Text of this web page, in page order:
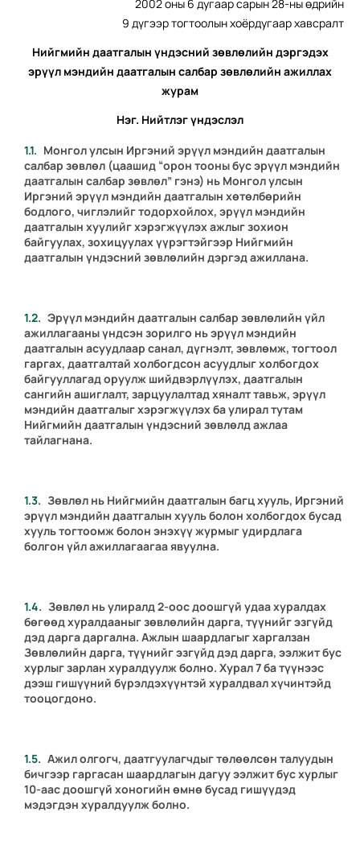
2002 оны 6 дугаар сарын 28-ны өдрийн
9 дүгээр тогтоолын хоёрдугаар хавсралт
Нийгмийн даатгалын үндэсний зөвлөлийн дэргэдэх
эрүүл мэндийн даатгалын салбар зөвлөлийн ажиллах
журам
Нэг. Нийтлэг үндэслэл
Монгол улсын Иргэний эрүүл мэндийн даатгалын
салбар зөвлөл (цаашид “орон тооны бус эрүүл мэндийн
даатгалын салбар зөвлөл” гэнэ) нь Монгол улсын
Иргэний эрүүл мэндийн даатгалын хөтөлбөрийн
бодлого, чиглэлийг тодорхойлох, эрүүл мэндийн
даатгалын хуулийг хэрэгжүүлэх ажлыг зохион
байгуулах, зохицуулах үүрэгтэйгээр Нийгмийн
даатгалын үндэсний зөвлөлийн дэргэд ажиллана.
Эрүүл мэндийн даатгалын салбар зөвлөлийн үйл
ажиллагааны үндсэн зорилго нь эрүүл мэндийн
даатгалын асуудлаар санал, дүгнэлт, зөвлөмж, тогтоол
гаргах, даатгалтай холбогдсон асуудлыг холбогдох
байгууллагад оруулж шийдвэрлүүлэх, даатгалын
сангийн ашиглалт, зарцуулалтад хяналт тавьж, эрүүл
мэндийн даатгалыг хэрэгжүүлэх ба улирал тутам
Нийгмийн даатгалын үндэсний зөвлөлд ажлаа
тайлагнана.
Зөвлөл нь Нийгмийн даатгалын багц хууль, Иргэний
эрүүл мэндийн даатгалын хууль болон холбогдох бусад
хууль тогтоомж болон энэхүү журмыг удирдлага
болгон үйл ажиллагаагаа явуулна.
Зөвлөл нь улиралд 2-оос доошгүй удаа хуралдах
бөгөөд хуралдааныг зөвлөлийн дарга, түүнийг эзгүйд
дэд дарга даргална. Ажлын шаардлагыг харгалзан
Зөвлөлийн дарга, түүнийг эзгүйд дэд дарга, ээлжит бус
хурлыг зарлан хуралдуулж болно. Хурал 7 ба түүнээс
дээш гишүүний бүрэлдэхүүнтэй хуралдвал хүчинтэйд
тооцогдоно.
Ажил олгогч, даатгуулагчдыг төлөөлсөн талуудын
бичгээр гаргасан шаардлагын дагуу ээлжит бус хурлыг
10-аас доошгүй хоногийн өмнө бусад гишүүдэд
мэдэгдэн хуралдуулж болно.